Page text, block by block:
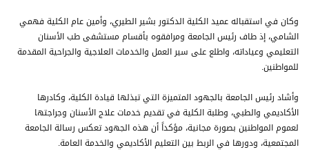
وكان في استقباله عميد الكلية الدكتور بشير الطيري، وأمين عام الكلية فهمي
الشامي، إذ طاف رئيس الجامعة ومرافقوه بأقسام مستشفى طب الأسنان
التعليمي وعياداته، واطلع على سير العمل والخدمات العلاجية والجراحية المقدمة
للمواطنين.
وأشاد رئيس الجامعة بالجهود المتميزة التي تبذلها قيادة الكلية، وكادرها
الأكاديمي والطبي، وطلبة الكلية في تقديم خدمات علاج الأسنان وجراجتها
لعموم المواطنين بصورة مجانية، مؤكداً أن هذه الجهود تعكس رسالة الجامعة
المجتمعية، ودورها في الربط بين التعليم الأكاديمي والخدمة العامة.